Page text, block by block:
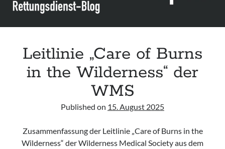
Leitlinie „Care of Burns
in the Wilderness“ der
WMS
Published on 15. August 2025
Zusammenfassung der Leitlinie „Care of Burns in the
Wilderness“ der Wilderness Medical Society aus dem